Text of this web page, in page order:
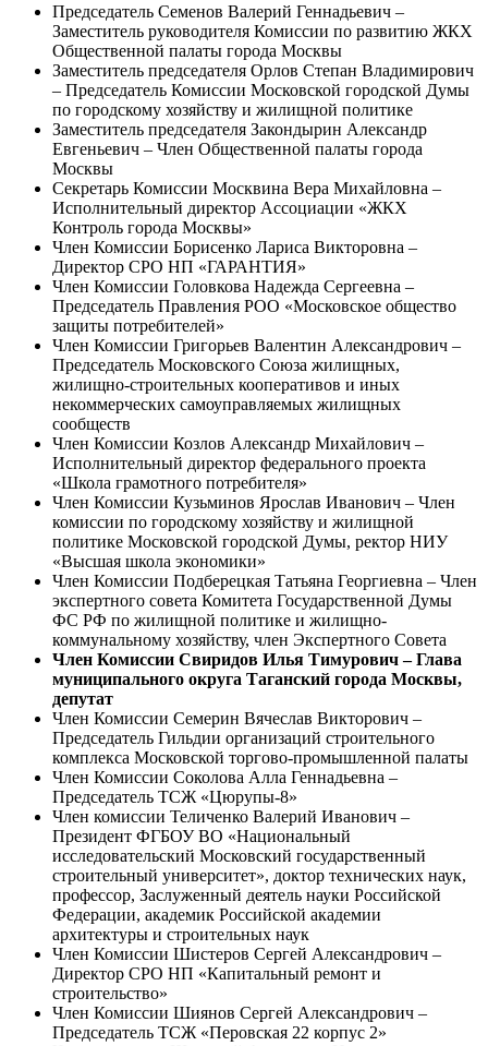
Председатель Семенов Валерий Геннадьевич –
Заместитель руководителя Комиссии по развитию ЖКХ
Общественной палаты города Москвы
Заместитель председателя Орлов Степан Владимирович
– Председатель Комиссии Московской городской Думы
по городскому хозяйству и жилищной политике
Заместитель председателя Закондырин Александр
Евгеньевич – Член Общественной палаты города
Москвы
Секретарь Комиссии Москвина Вера Михайловна –
Исполнительный директор Ассоциации «ЖКХ
Контроль города Москвы»
Член Комиссии Борисенко Лариса Викторовна –
Директор СРО НП «ГАРАНТИЯ»
Член Комиссии Головкова Надежда Сергеевна –
Председатель Правления РОО «Московское общество
защиты потребителей»
Член Комиссии Григорьев Валентин Александрович –
Председатель Московского Союза жилищных,
жилищно-строительных кооперативов и иных
некоммерческих самоуправляемых жилищных
сообществ
Член Комиссии Козлов Александр Михайлович –
Исполнительный директор федерального проекта
«Школа грамотного потребителя»
Член Комиссии Кузьминов Ярослав Иванович – Член
комиссии по городскому хозяйству и жилищной
политике Московской городской Думы, ректор НИУ
«Высшая школа экономики»
Член Комиссии Подберецкая Татьяна Георгиевна – Член
экспертного совета Комитета Государственной Думы
ФС РФ по жилищной политике и жилищно-
коммунальному хозяйству, член Экспертного Совета
Член Комиссии Свиридов Илья Тимурович – Глава
муниципального округа Таганский города Москвы,
депутат
Член Комиссии Семерин Вячеслав Викторович –
Председатель Гильдии организаций строительного
комплекса Московской торгово-промышленной палаты
Член Комиссии Соколова Алла Геннадьевна –
Председатель ТСЖ «Цюрупы-8»
Член комиссии Теличенко Валерий Иванович –
Президент ФГБОУ ВО «Национальный
исследовательский Московский государственный
строительный университет», доктор технических наук,
профессор, Заслуженный деятель науки Российской
Федерации, академик Российской академии
архитектуры и строительных наук
Член Комиссии Шистеров Сергей Александрович –
Директор СРО НП «Капитальный ремонт и
строительство»
Член Комиссии Шиянов Сергей Александрович –
Председатель ТСЖ «Перовская 22 корпус 2»